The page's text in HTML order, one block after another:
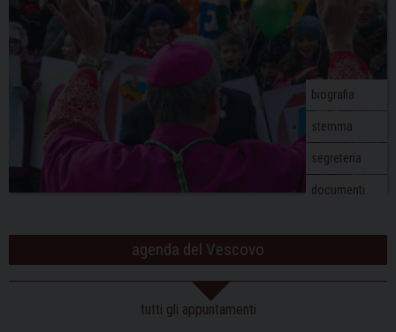
biografia
stemma
segreteria
documenti
agenda del Vescovo
tutti gli appuntamenti